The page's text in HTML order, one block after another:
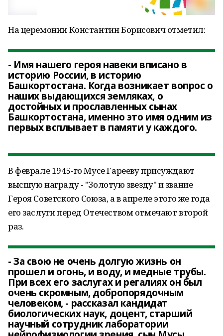
На церемонии Константин Борисович отметил:
- Имя нашего героя навеки вписано в
историю России, в историю
Башкортостана. Когда возникает вопрос о
наших выдающихся земляках, о
достойных и прославленных сынах
Башкортостана, именно это имя одним из
первых всплывает в памяти у каждого.
В феврале 1945-го Мусе Гарееву присуждают
высшую награду - "Золотую звезду" и звание
Героя Советского Союза, а в апреле этого же года
его заслуги перед Отечеством отмечают второй
раз.
- За свою не очень долгую жизнь он
прошел и огонь, и воду, и медные трубы.
При всех его заслугах и регалиях он был
очень скромным, добропорядочным
человеком, - рассказал кандидат
биологических наук, доцент, старший
научный сотрудник лаборатории